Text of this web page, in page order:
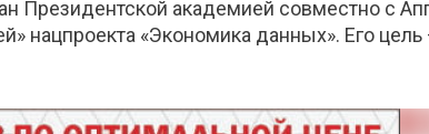
Президентской академией совместно с
нацпроекта «Экономика данных». Его